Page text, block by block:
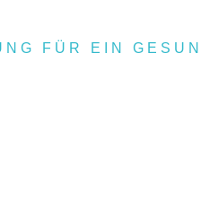
FÜR EIN